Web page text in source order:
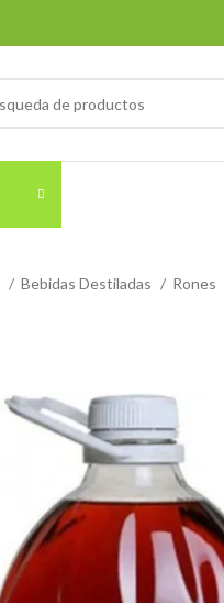
Bebidas Destiladas Rones